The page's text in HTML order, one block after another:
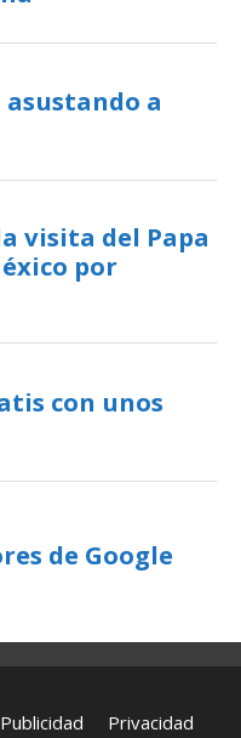
Publicidad Privacidad